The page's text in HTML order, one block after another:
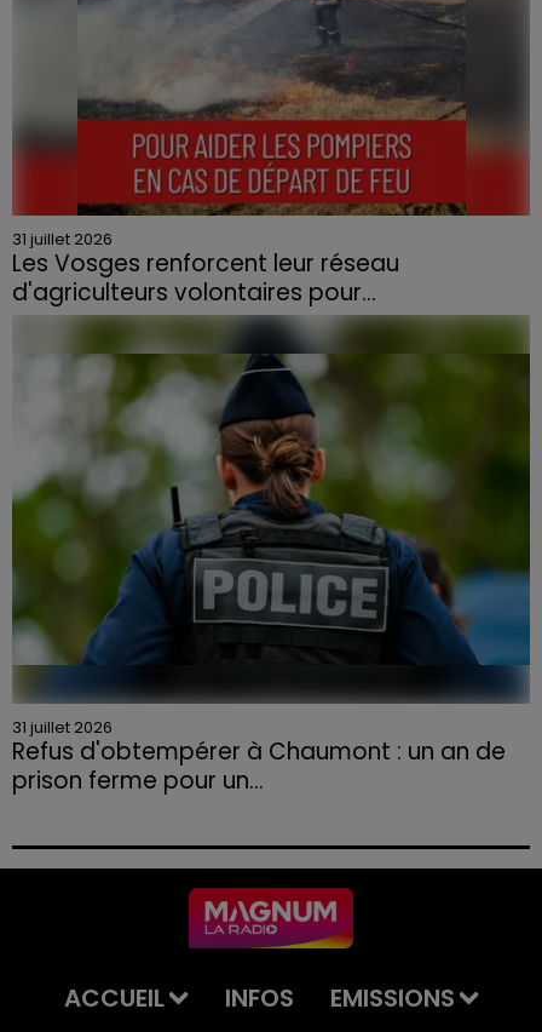
31 juillet 2026
Les Vosges renforcent leur réseau
d'agriculteurs volontaires pour...
Face à la sécheresse et aux risques de départs de feu,
la Chambre d'agriculture des Vosges a lancé un appel
aux agriculteurs volontaires pour venir en aide...
31 juillet 2026
Refus d'obtempérer à Chaumont : un an de
prison ferme pour un...
permis et la confiscation de son véhicule.
ACCUEIL INFOS EMISSIONS